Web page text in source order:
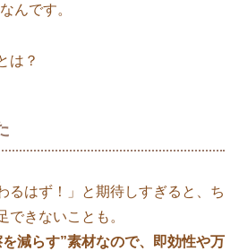
んです。
は？
るはず！」と期待しすぎると、ち
できないことも。
減らす”素材なので、即効性や万